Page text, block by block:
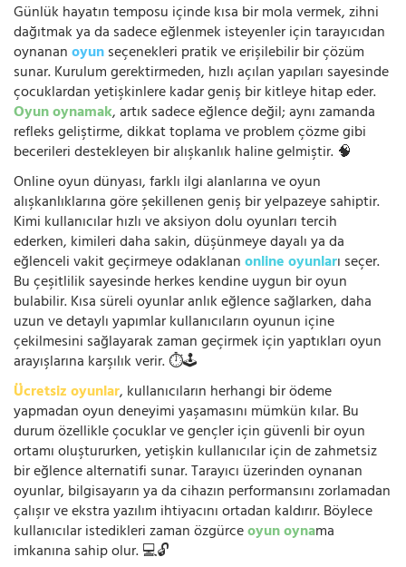
Günlük hayatın temposu içinde kısa bir mola vermek, zihni
dağıtmak ya da sadece eğlenmek isteyenler için tarayıcıdan
oynananoyunseçenekleri pratik ve erişilebilir bir çözüm
sunar. Kurulum gerektirmeden, hızlı açılan yapıları sayesinde
çocuklardan yetişkinlere kadar geniş bir kitleye hitap eder.
Oyun oynamak, artık sadece eğlence değil; aynı zamanda
refleks geliştirme, dikkat toplama ve problem çözme gibi
becerileri destekleyen bir alışkanlık haline gelmiştir. 🧠
Online oyun dünyası, farklı ilgi alanlarına ve oyun
alışkanlıklarına göre şekillenen geniş bir yelpazeye sahiptir.
Kimi kullanıcılar hızlı ve aksiyon dolu oyunları tercih
ederken, kimileri daha sakin, düşünmeye dayalı ya da
eğlenceli vakit geçirmeye odaklananonline oyunları seçer.
Bu çeşitlilik sayesinde herkes kendine uygun bir oyun
bulabilir. Kısa süreli oyunlar anlık eğlence sağlarken, daha
uzun ve detaylı yapımlar kullanıcıların oyunun içine
çekilmesini sağlayarak zaman geçirmek için yaptıkları oyun
arayışlarına karşılık verir. ⏱️🕹️
Ücretsiz oyunlar, kullanıcıların herhangi bir ödeme
yapmadan oyun deneyimi yaşamasını mümkün kılar. Bu
durum özellikle çocuklar ve gençler için güvenli bir oyun
ortamı oluştururken, yetişkin kullanıcılar için de zahmetsiz
bir eğlence alternatifi sunar. Tarayıcı üzerinden oynanan
oyunlar, bilgisayarın ya da cihazın performansını zorlamadan
çalışır ve ekstra yazılım ihtiyacını ortadan kaldırır. Böylece
kullanıcılar istedikleri zaman özgürceoyun oynama
imkanına sahip olur. 💻🔓